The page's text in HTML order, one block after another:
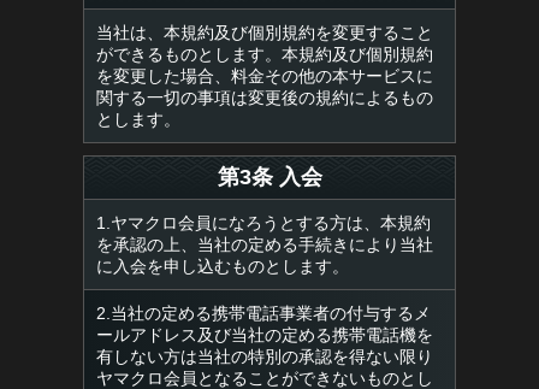
当社は、本規約及び個別規約を変更すること
ができるものとします。本規約及び個別規約
を変更した場合、料金その他の本サービスに
関する一切の事項は変更後の規約によるもの
とします。
第3条 入会
1.ヤマクロ会員になろうとする方は、本規約
を承認の上、当社の定める手続きにより当社
に入会を申し込むものとします。
2.当社の定める携帯電話事業者の付与するメ
ールアドレス及び当社の定める携帯電話機を
有しない方は当社の特別の承認を得ない限り
ヤマクロ会員となることができないものとし